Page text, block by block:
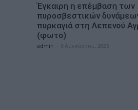
Έγκαιρη η επέμβαση των
πυροσβεστικών
πυρκαγιά στη Λεπενού
(φωτο)
admin 6 Αυγούστου, 2026